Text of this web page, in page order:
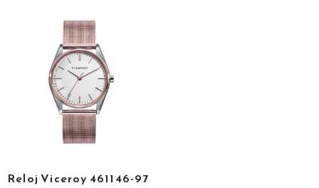
Reloj Viceroy 461146-97